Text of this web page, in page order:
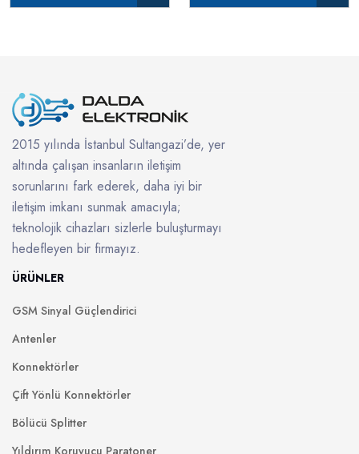
2015 yılında İstanbul Sultangazi’de, yer
altında çalışan insanların iletişim
sorunlarını fark ederek, daha iyi bir
iletişim imkanı sunmak amacıyla;
teknolojik cihazları sizlerle buluşturmayı
hedefleyen bir firmayız.
ÜRÜNLER
GSM Sinyal Güçlendirici
Antenler
Konnektörler
Çift Yönlü Konnektörler
Bölücü Splitter